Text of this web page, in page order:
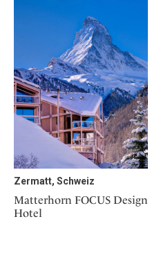
Zermatt, Schweiz
Matterhorn FOCUS Design
Hotel